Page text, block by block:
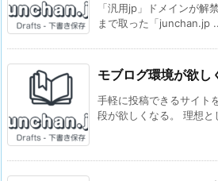
「汎用jp」ドメインが解
まで取った「junchan.jp
モブログ環境が欲し
手軽に投稿できるサイト
段が欲しくなる。 理想と